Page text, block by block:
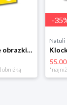
A kuku! Kontrastowe obrazki. Karty kontrastowe + poradnik 0+ Edgard
obniżką
-35
Natuli
55.00